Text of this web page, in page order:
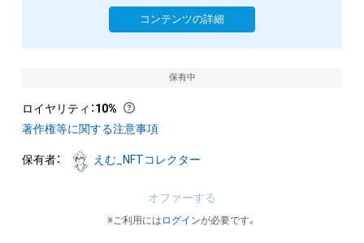
コンテンツの詳細
保有中
ロイヤリティ ：10%
著作権等に関する注意事項
保有者： えむ_NFTコレクター
オファーする
※ご利用には ログインが必要です。